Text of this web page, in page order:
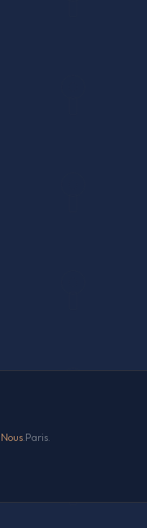
Nous .Paris.